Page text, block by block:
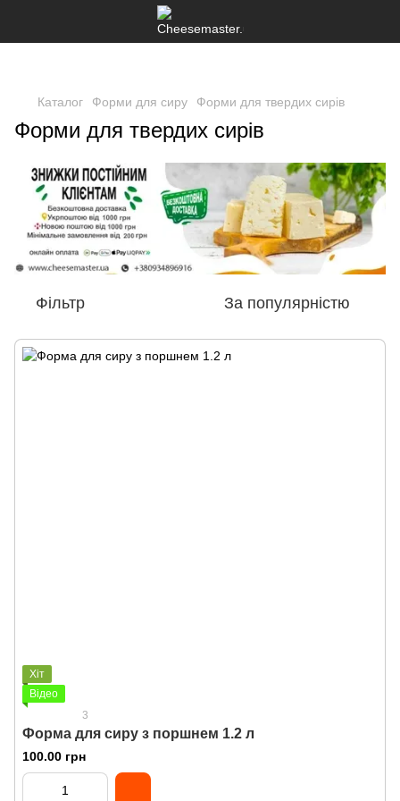
Каталог Форми для сиру Форми для твердих сирів
Форми для твердих сирів
Фільтр За популярністю
Хіт
Відео
3
Форма для сиру з поршнем 1.2 л
100.00 грн